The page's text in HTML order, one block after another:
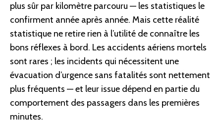
plus sûr par kilomètre parcouru — les statistiques le
confirment année après année. Mais cette réalité
statistique ne retire rien à l’utilité de connaître les
bons réflexes à bord. Les accidents aériens mortels
sont rares ; les incidents qui nécessitent une
évacuation d’urgence sans fatalités sont nettement
plus fréquents — et leur issue dépend en partie du
comportement des passagers dans les premières
minutes.